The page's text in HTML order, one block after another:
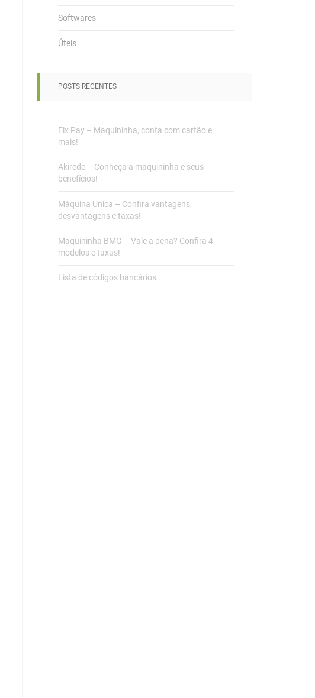
Softwares
Úteis
POSTS RECENTES
Fix Pay – Maquininha, conta com cartão e
mais!
Akirede – Conheça a maquininha e seus
benefícios!
Máquina Unica – Confira vantagens,
desvantagens e taxas!
Maquininha BMG – Vale a pena? Confira 4
modelos e taxas!
Lista de códigos bancários.